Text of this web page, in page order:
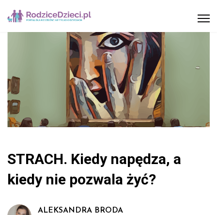
STRACH. Kiedy napędza, a
kiedy nie pozwala żyć?
ALEKSANDRA BRODA